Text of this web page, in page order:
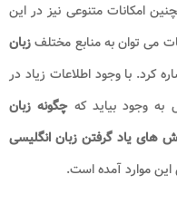
امکانات متنوعی نیز در این
می توان به منابع مختلفزبان
کرد. با وجود اطلاعات زیاد در
به وجود بیاید کهچگونه زبان
های یاد گرفتن زبان انگلیسی
موارد آمده است.